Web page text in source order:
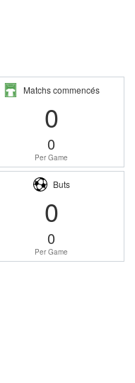
Matchs commencés
0
0
Per Game
Buts
0
0
Per Game